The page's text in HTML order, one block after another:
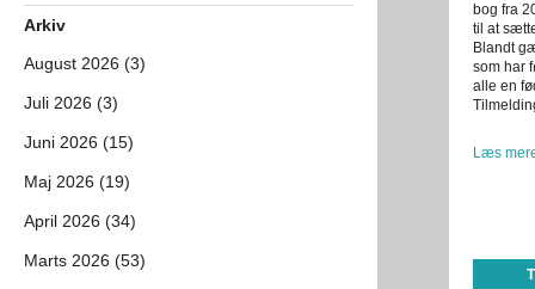
bog fra
til at
Blandt
som har
alle en
Læs
Arkiv
August 2026 (3)
Juli 2026 (3)
Juni 2026 (15)
Maj 2026 (19)
April 2026 (34)
Marts 2026 (53)